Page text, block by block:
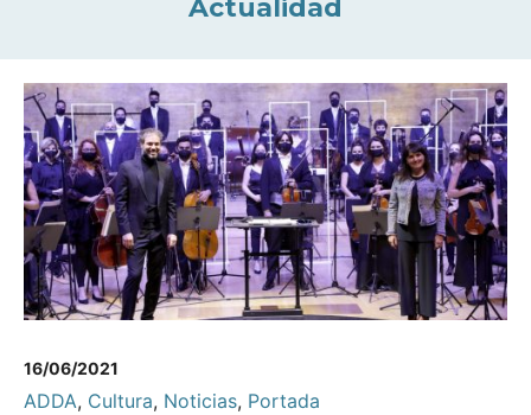
Actualidad
16/06/2021
ADDA, Cultura, Noticias, Portada